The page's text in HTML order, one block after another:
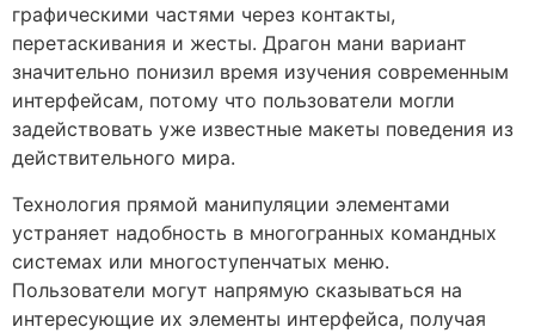
графическими частями через контакты,
перетаскивания и жесты. Драгон мани вариант
значительно понизил время изучения современным
интерфейсам, потому что пользователи могли
задействовать уже известные макеты поведения из
действительного мира.
Технология прямой манипуляции элементами
устраняет надобность в многогранных командных
системах или многоступенчатых меню.
Пользователи могут напрямую сказываться на
интересующие их элементы интерфейса, получая